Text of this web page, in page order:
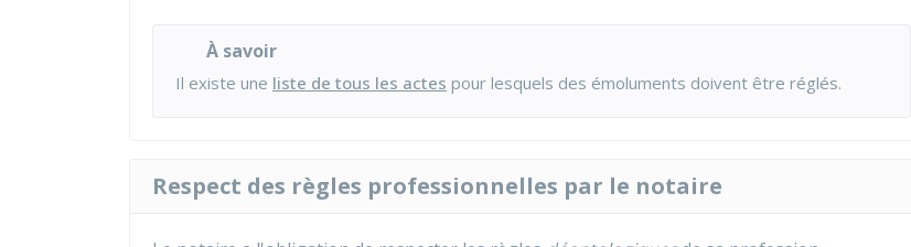
À savoir
Il existe une liste de tous les actes pour lesquels des émoluments doivent être réglés.
Respect des règles professionnelles par le notaire